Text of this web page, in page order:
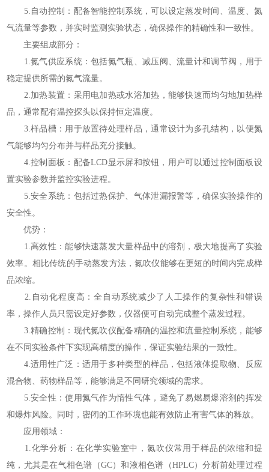
5.自动控制：配备智能控制系统，可以设定蒸发时间、温度、氮
气流量等参数，并实时监测实验状态，确保操作的精确性和一致性。
主要组成部分：
1.氮气供应系统：包括氮气瓶、减压阀、流量计和调节阀，用于
稳定提供所需的氮气流量。
2.加热装置：采用电加热或水浴加热，能够快速而均匀地加热样
品，通常配有温控探头以保持恒定温度。
3.样品槽：用于放置待处理样品，通常设计为多孔结构，以便氮
气能够均匀分布并与样品充分接触。
4.控制面板：配备LCD显示屏和按钮，用户可以通过控制面板设
置实验参数并监控实验进程。
5.安全系统：包括过热保护、气体泄漏报警等，确保实验操作的
安全性。
优势：
1.高效性：能够快速蒸发大量样品中的溶剂，极大地提高了实验
效率。相比传统的手动蒸发方法，氮吹仪能够在更短的时间内完成样
品浓缩。
2.自动化程度高：全自动系统减少了人工操作的复杂性和错误
率，操作人员只需设定好参数，仪器便可自动完成整个蒸发过程。
3.精确控制：现代氮吹仪配备精确的温控和流量控制系统，能够
在不同实验条件下实现高精度的操作，保证实验结果的一致性。
4.适用性广泛：适用于多种类型的样品，包括液体提取物、反应
混合物、药物样品等，能够满足不同研究领域的需求。
5.安全性：使用氮气作为惰性气体，避免了易燃易爆溶剂的挥发
和爆炸风险。同时，密闭的工作环境也能有效防止有害气体的释放。
应用领域：
1.化学分析：在化学实验室中，氮吹仪常用于样品的浓缩和提
纯，尤其是在气相色谱（GC）和液相色谱（HPLC）分析前处理过程